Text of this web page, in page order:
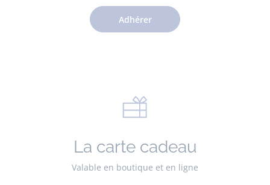
Adhérer
La carte cadeau
Valable en boutique et en ligne